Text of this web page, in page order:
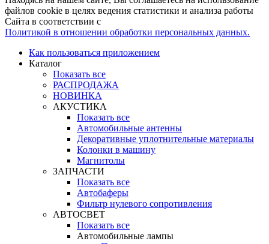
файлов cookie в целях ведения статистики и анализа работы
Сайта в соответствии с
Политикой в отношении обработки персональных данных.
Как пользоваться приложением
Каталог
Показать все
РАСПРОДАЖА
НОВИНКА
АКУСТИКА
Показать все
Автомобильные антенны
Декоративные уплотнительные материалы
Колонки в машину
Магнитолы
ЗАПЧАСТИ
Показать все
Автобаферы
Фильтр нулевого сопротивления
АВТОСВЕТ
Показать все
Автомобильные лампы